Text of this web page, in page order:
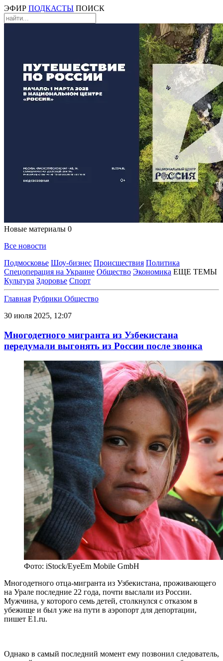
ЭФИР ПОДКАСТЫ ПОИСК
Новые материалы 0
Все новости
Подмосковье Шоу-бизнес Происшествия Политика
Спецоперация на Украине Общество Экономика ЕЩЕ ТЕМЫ
Культура Здоровье Спорт
Главная Рубрики Общество
30 июля 2025, 12:07
Многодетного мигранта из Узбекистана
передумали выгонять из России после звонка
Фото: iStock/EyeEm Mobile GmbH
Многодетного отца-мигранта из Узбекистана, проживающего
на Урале последние 22 года, почти выслали из России.
Мужчина, у которого семь детей, столкнулся с отказом в
убежище и был уже на пути в аэропорт для депортации,
пишет Е1.ru.
Однако в самый последний момент ему позвонил следователь,